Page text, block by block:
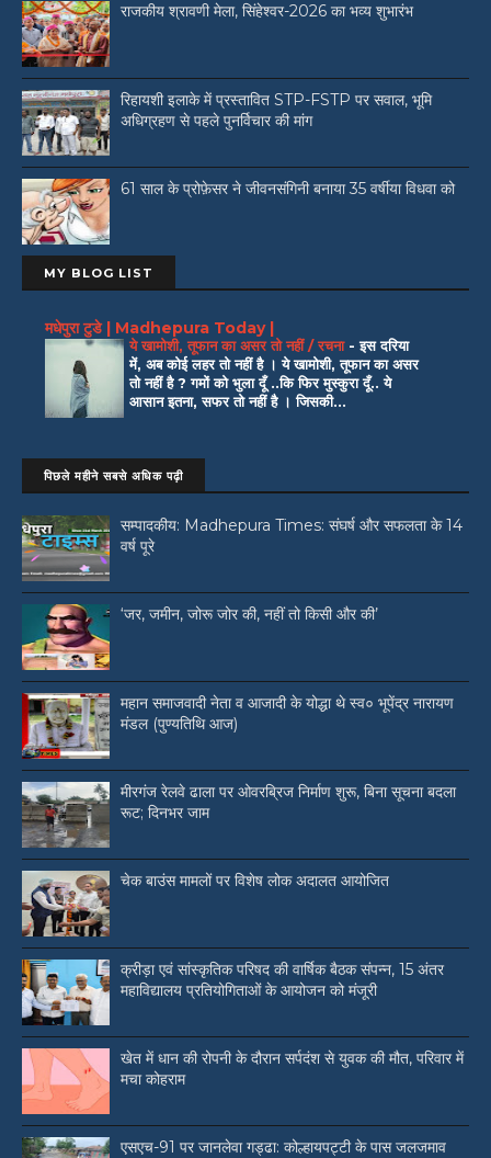
राजकीय श्रावणी मेला, सिंहेश्वर-2026 का भव्य शुभारंभ
रिहायशी इलाके में प्रस्तावित STP-FSTP पर सवाल, भूमि
अधिग्रहण से पहले पुनर्विचार की मांग
61 साल के प्रोफ़ेसर ने जीवनसंगिनी बनाया 35 वर्षीया विधवा को
MY BLOG LIST
मधेपुरा टुडे | Madhepura Today |
ये खामोशी, तूफान का असर तो नहीं / रचना -इस दरिया
में, अब कोई लहर तो नहीं है । ये खामोशी, तूफान का असर
तो नहीं है ? गमों को भुला दूँ ..कि फिर मुस्कुरा दूँ.. ये
आसान इतना, सफर तो नहीं है । जिसकी...
पिछले महीने सबसे अधिक पढ़ी
सम्पादकीय: Madhepura Times: संघर्ष और सफलता के 14
वर्ष पूरे
‘जर, जमीन, जोरू जोर की, नहीं तो किसी और की’
महान समाजवादी नेता व आजादी के योद्धा थे स्व० भूपेंद्र नारायण
मंडल (पुण्यतिथि आज)
मीरगंज रेलवे ढाला पर ओवरब्रिज निर्माण शुरू, बिना सूचना बदला
रूट; दिनभर जाम
चेक बाउंस मामलों पर विशेष लोक अदालत आयोजित
क्रीड़ा एवं सांस्कृतिक परिषद की वार्षिक बैठक संपन्न, 15 अंतर
महाविद्यालय प्रतियोगिताओं के आयोजन को मंजूरी
खेत में धान की रोपनी के दौरान सर्पदंश से युवक की मौत, परिवार में
मचा कोहराम
एसएच-91 पर जानलेवा गड्ढा: कोल्हायपट्टी के पास जलजमाव